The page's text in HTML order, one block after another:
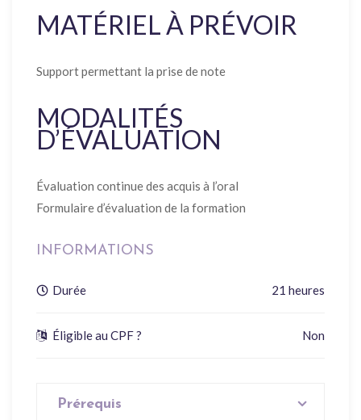
MATÉRIEL À PRÉVOIR
Support permettant la prise de note
MODALITÉS
D’ÉVALUATION
Évaluation continue des acquis à l’oral
Formulaire d’évaluation de la formation
INFORMATIONS
Durée 21 heures
Éligible au CPF ? Non
Prérequis